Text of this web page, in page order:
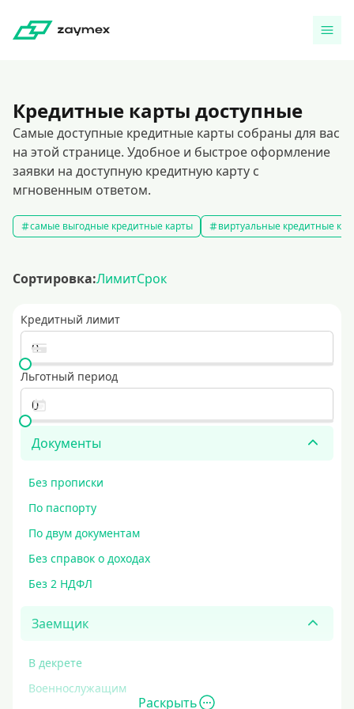
Кредитные карты доступные
Самые доступные кредитные карты собраны для вас
на этой странице. Удобное и быстрое оформление
заявки на доступную кредитную карту с
мгновенным ответом.
самые выгодные кредитные карты виртуальные кредитные
Сортировка:ЛимитСрок
Кредитный лимит
Льготный период
Документы
Без прописки
По паспорту
По двум документам
Без справок о доходах
Без 2 НДФЛ
Заемщик
В декрете
Военнослужащим
Раскрыть